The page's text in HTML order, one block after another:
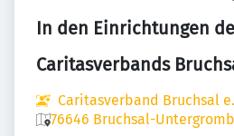
In den Einrichtungen
Caritasverbands
Caritasverband Bruchsal
76646 Bruchsal-